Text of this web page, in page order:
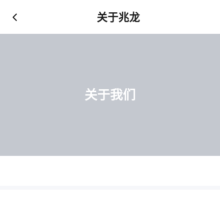
关于兆龙
关于我们